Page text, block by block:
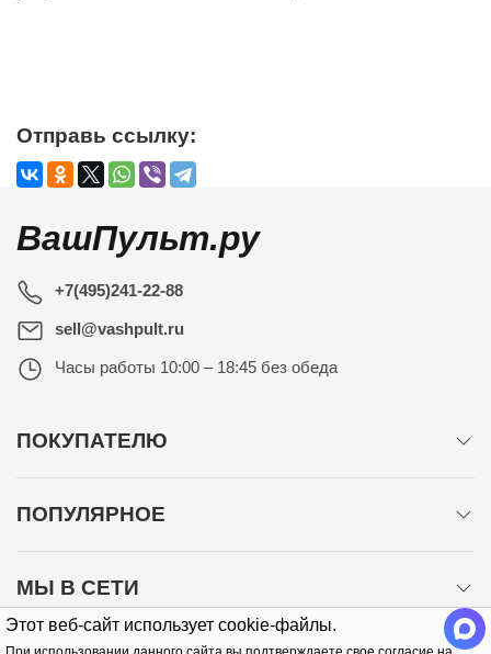
Этот веб-сайт использует cookie-файлы.
Отправь ссылку:
ВашПульт.ру
+7(495)241-22-88
sell@vashpult.ru
Часы работы 10:00 – 18:45 без обеда
ПОКУПАТЕЛЮ
ПОПУЛЯРНОЕ
МЫ В СЕТИ